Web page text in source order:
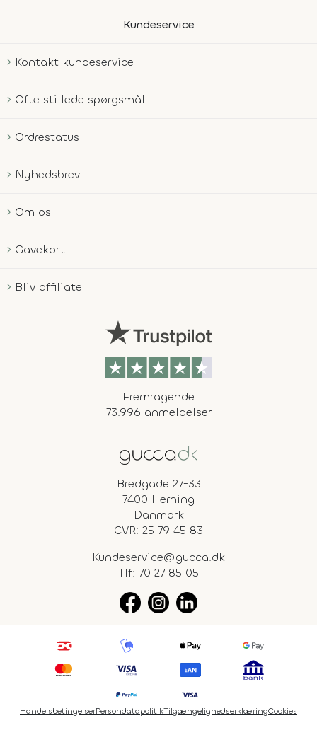
Kundeservice
Kontakt kundeservice
Ofte stillede spørgsmål
Ordrestatus
Nyhedsbrev
Om os
Gavekort
Bliv affiliate
Fremragende
73.996 anmeldelser
Bredgade 27-33
7400 Herning
Danmark
CVR: 25 79 45 83
Kundeservice@gucca.dk
Tlf: 70 27 85 05
HandelsbetingelserPersondatapolitikTilgængelighedserklæringCookies